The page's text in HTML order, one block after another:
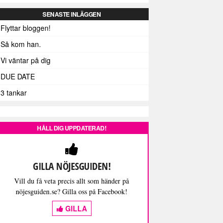
SENASTE INLÄGGEN
Flyttar bloggen!
Så kom han.
Vi väntar på dig
DUE DATE
3 tankar
HÅLL DIG UPPDATERAD!
GILLA NÖJESGUIDEN!
Vill du få veta precis allt som händer på
nöjesguiden.se? Gilla oss på Facebook!
GILLA